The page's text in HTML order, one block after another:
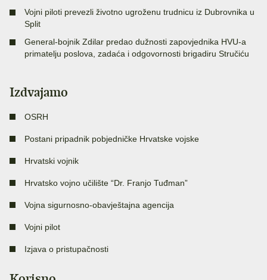
Vojni piloti prevezli životno ugroženu trudnicu iz Dubrovnika u
Split
General-bojnik Zdilar predao dužnosti zapovjednika HVU-a
primatelju poslova, zadaća i odgovornosti brigadiru Stručiću
Izdvajamo
OSRH
Postani pripadnik pobjedničke Hrvatske vojske
Hrvatski vojnik
Hrvatsko vojno učilište “Dr. Franjo Tuđman”
Vojna sigurnosno-obavještajna agencija
Vojni pilot
Izjava o pristupačnosti